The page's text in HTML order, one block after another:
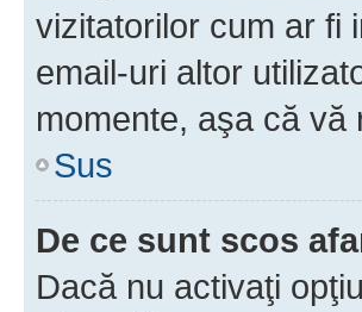
vizitatorilor cum ar fi
email-uri altor
momente, aşa că
Sus
De ce sunt scos
Dacă nu activaţi